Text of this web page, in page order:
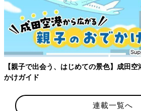
【親子で出会う、はじめての景色】成田
かけガイド
連載一覧へ